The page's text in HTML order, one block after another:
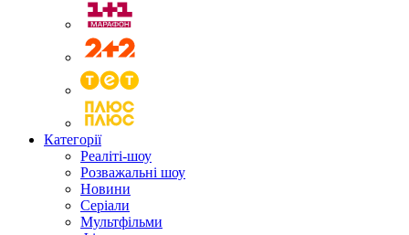
Категорії
Реаліті-шоу
Розважальні шоу
Новини
Серіали
Мультфільми